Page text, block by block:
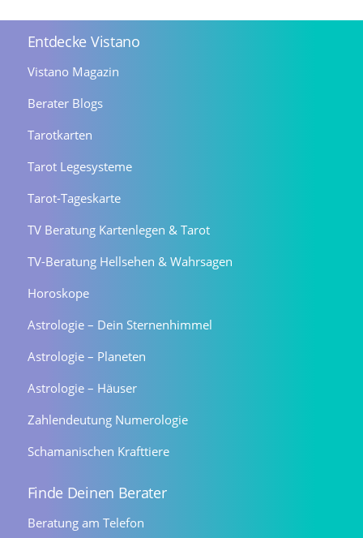
Entdecke Vistano
Vistano Magazin
Berater Blogs
Tarotkarten
Tarot Legesysteme
Tarot-Tageskarte
TV Beratung Kartenlegen & Tarot
TV-Beratung Hellsehen & Wahrsagen
Horoskope
Astrologie – Dein Sternenhimmel
Astrologie – Planeten
Astrologie – Häuser
Zahlendeutung Numerologie
Schamanischen Krafttiere
Finde Deinen Berater
Beratung am Telefon